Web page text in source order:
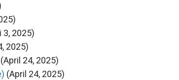
3, 2025)
2025)
(April 24, 2025)
(April 24, 2025)